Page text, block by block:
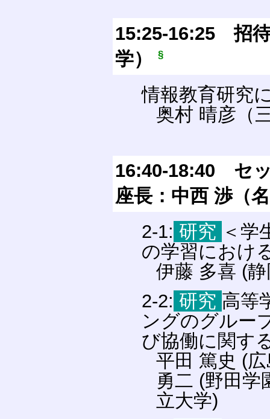
15:25-16:25 招
学）§
情報教育研究
奥村 晴彦（
16:40-18:40
座長：中西 渉（
2-1: 研究 ＜学
の学習におけ
伊藤 多喜 (
2-2: 研究 高等
ングのグルー
び協働に関す
平田 篤史 (
勇二 (野田学
立大学)